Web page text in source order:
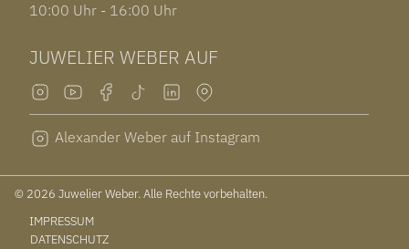
10:00 Uhr - 16:00 Uhr
JUWELIER WEBER AUF
Alexander Weber auf Instagram
© 2026 Juwelier Weber. Alle Rechte vorbehalten.
IMPRESSUM
DATENSCHUTZ